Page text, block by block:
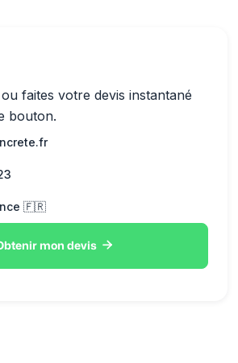
faites votre devis instantané
bouton.
🇫🇷
mon devis 